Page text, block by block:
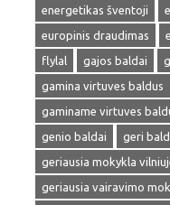
energetikas šventoji
europinis draudimas
flylal
gajos baldai
gamina virtuves baldus
gaminame virtuves
genio baldai
geri
geriausia mokykla
geriausia vairavimo